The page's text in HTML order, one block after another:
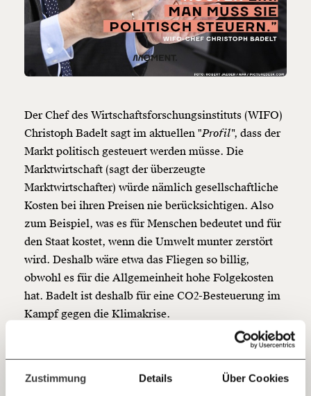
Zustimmung Details Über Cookies
Veränderung
beginnt mit Dir!
WerdeFördermitgliedund wir können gemeinsam
unsere Wirtschaft so gestalten, dass sie für alle
funktioniert. Unsere Recherchen sind für alle frei im
Netz. Unabhängig und werbefrei. Und das wird auch
so bleiben. Kämpf’ mit uns für den Fortschritt und
unterstütze uns mit Deinem Mitgliedsbeitrag.
Du überweist lieber direkt?
Hier unsere IBAN: AT34 4300 0498 0007 6017
sozialen Fortschritt
Jetzt
einfach
Der Chef des Wirtschaftsforschungsinstituts (WIFO)
Christoph Badelt sagt im aktuellen "Profil", dass der
Markt politisch gesteuert werden müsse. Die
Marktwirtschaft (sagt der überzeugte
Marktwirtschafter) würde nämlich gesellschaftliche
Kosten bei ihren Preisen nie berücksichtigen. Also
zum Beispiel, was es für Menschen bedeutet und für
den Staat kostet, wenn die Umwelt munter zerstört
wird. Deshalb wäre etwa das Fliegen so billig,
obwohl es für die Allgemeinheit hohe Folgekosten
hat. Badelt ist deshalb für eine CO2-Besteuerung im
Kampf gegen die Klimakrise.
Wunderst du dich manchmal beim Blick in